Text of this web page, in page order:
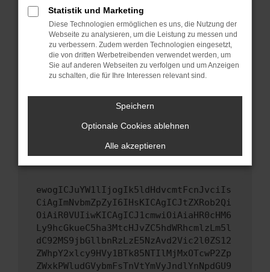
Betriebssystem auf dem neuesten Stand
sind.
Veraltete Software birgt nicht nur ein
Sicherheitsrisiko, sondern kann auch dazu
führen, dass bestimmte Funktionen nicht mehr
unterstützt werden.
Wende dich an den Webseitenbetreiber.
Wenn du alle oben genannten Schritte versucht
hast, kontaktiere uns bitte. Wir werden
versuchen, das Problem zu beheben. Du kannst
uns diesen Text schicken, um uns bei der
ewogICJuYW1lIjogIk5ldHdvcmtFcnJvciIs
CiAgImNvbmZpZyI6IHsKICAgICJtZXRob2Qi
OiAiR0VUIiwKICAgICJ1cmwiOiAiaHR0cHM6
Ly9hcGkueC5ha3MtcHJvZC5hdWRhcmlzLm5l
dC92MS9jbGllbnRzLzE5NzAvd2Vic2l0ZS12
ZWhpY2xlcy9HVy1BTk85NTIlMjMxOTcwP2Zp
ZWxkPWludGVybmFsTnVtYmVyJndlYnNpdGU9
Statistik und Marketing
Diese Technologien ermöglichen es uns, die Nutzung der
Webseite zu analysieren, um die Leistung zu messen und
zu verbessern. Zudem werden Technologien eingesetzt,
die von dritten Werbetreibenden verwendet werden, um
Sie auf anderen Webseiten zu verfolgen und um Anzeigen
zu schalten, die für Ihre Interessen relevant sind.
Speichern
Optionale Cookies ablehnen
Alle akzeptieren